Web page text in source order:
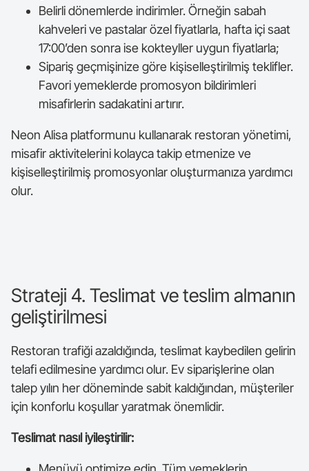
Belirli dönemlerde indirimler. Örneğin sabah
kahveleri ve pastalar özel fiyatlarla, hafta içi saat
17:00’den sonra ise kokteyller uygun fiyatlarla;
Sipariş geçmişinize göre kişiselleştirilmiş teklifler.
Favori yemeklerde promosyon bildirimleri
misafirlerin sadakatini artırır.
Neon Alisa platformunu kullanarak restoran yönetimi,
misafir aktivitelerini kolayca takip etmenize ve
kişiselleştirilmiş promosyonlar oluşturmanıza yardımcı
olur.
Strateji 4. Teslimat ve teslim almanın
geliştirilmesi
Restoran trafiği azaldığında, teslimat kaybedilen gelirin
telafi edilmesine yardımcı olur. Ev siparişlerine olan
talep yılın her döneminde sabit kaldığından, müşteriler
için konforlu koşullar yaratmak önemlidir.
Teslimat nasıl iyileştirilir: